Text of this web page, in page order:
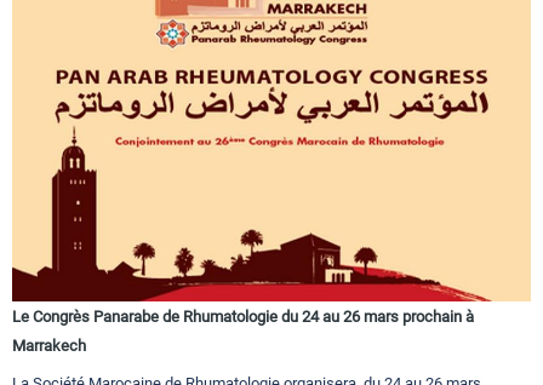
Le Congrès Panarabe de Rhumatologie du 24 au 26 mars prochain à
Marrakech